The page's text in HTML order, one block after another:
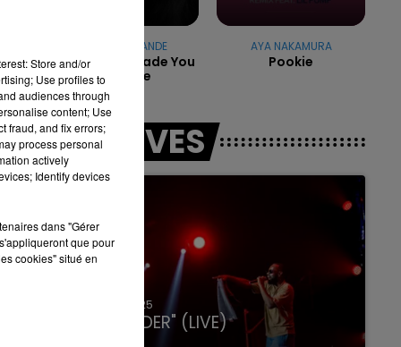
7h00 - 12h00
LA TEAM DU WEEK-END
ARIANA GRANDE
Hate That I Made You
Love Me
AYA NAKAMURA
Pookie
LES LIVES
31 janvier 2025
GIMS "SPIDER" (LIVE)
Store and/or
Use profiles to
audiences through
content; Use
fraud, and fix errors;
process personal
actively
Identify devices
dans "Gérer
que pour
cookies" situé en